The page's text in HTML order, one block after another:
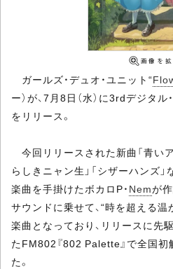
ガールズ・デュオ・ユニット“
ー）が、7月8日（水）に3rdデジタル
をリリース。
今回リリースされた新曲「青いア
らしきニャン生」「シザーハンズ
楽曲を手掛けたボカロP・ Nemが
サウンドに乗せて、“時を超える
楽曲となっており、リリースに先
たFM802『802 Palette』で全国初
た。